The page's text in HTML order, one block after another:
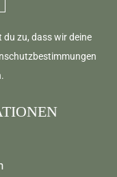
du zu, dass wir deine